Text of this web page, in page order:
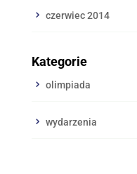
czerwiec 2014
Kategorie
olimpiada
wydarzenia